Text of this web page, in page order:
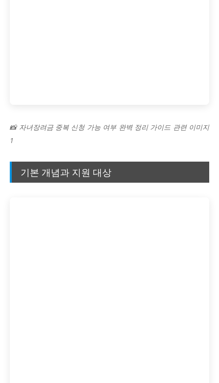
📸 자녀장려금 중복 신청 가능 여부 완벽 정리 가이드 관련 이미지
1
기본 개념과 지원 대상